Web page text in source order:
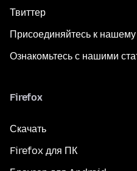
Твиттер
Присоединяйтесь к
Ознакомьтесь с нашими
Firefox
Скачать
Firefox для ПК